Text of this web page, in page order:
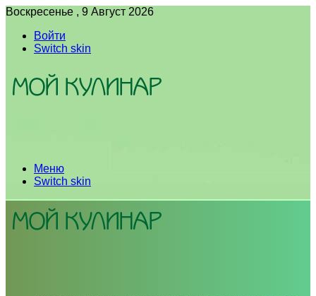
Воскресенье , 9 Август 2026
Войти
Switch skin
Меню
Switch skin